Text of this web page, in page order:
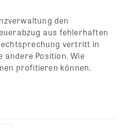
den
aus fehlerhaften
vertritt in
andere Position. Wie
profitieren können.